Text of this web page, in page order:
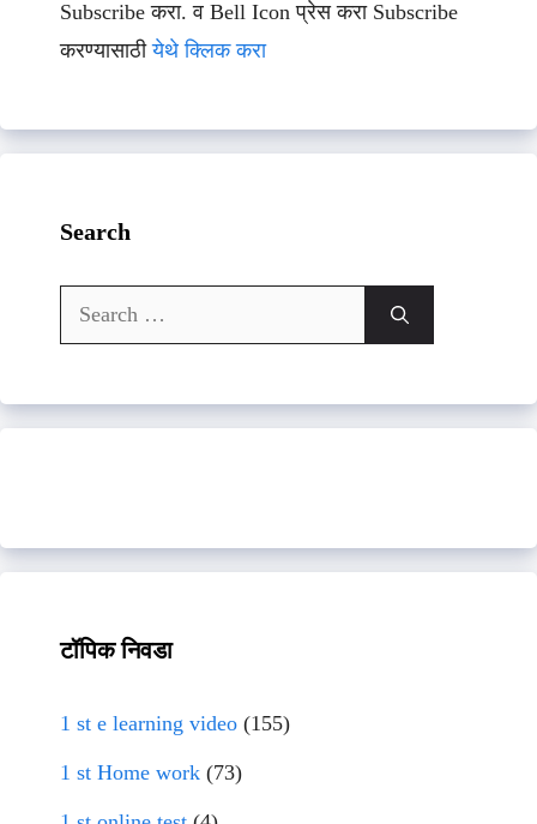
Subscribe करा. व Bell Icon प्रेस करा Subscribe
करण्यासाठीयेथे क्लिक करा
Search
Search
for:
टॉपिक निवडा
1 st e learning video (155)
1 st Home work (73)